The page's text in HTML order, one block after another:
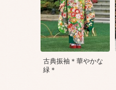
古典振袖＊華やかな
緑＊